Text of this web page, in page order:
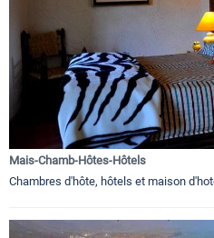
Mais-Chamb-Hôtes-Hôtels
Chambres d'hôte, hôtels et maison